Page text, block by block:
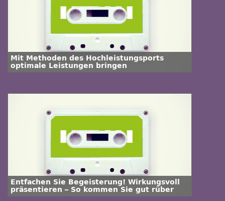
Mit Methoden des Hochleistungsports
optimale Leistungen bringen
Entfachen Sie Begeisterung! Wirkungsvoll
präsentieren – So kommen Sie gut rüber